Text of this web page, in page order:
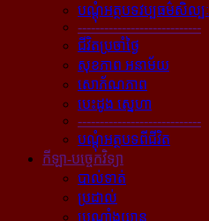
បណ្ដុំអត្ថបទវប្បធម៌សិល្បៈ
----------------------------
ជីវិតប្រចាំថ្ងៃ
សុខភាព អនាម័យ
សោភ័ណភាព
បេះដូង ស្នេហា
----------------------------
បណ្ដុំអត្ថបទពីជីវិត
កីឡា-បច្ចេកវិទ្យា
បាល់ទាត់
ប្រដាល់
ប្រណាំងយាន